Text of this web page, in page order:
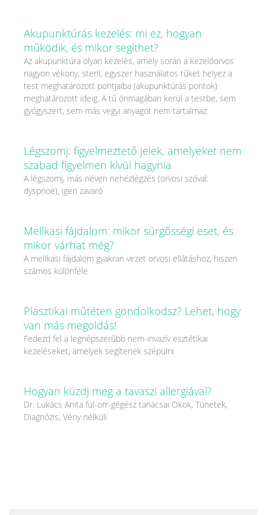
Akupunktúrás kezelés: mi ez, hogyan
működik, és mikor segíthet?
Az akupunktúra olyan kezelés, amely során a kezelőorvos
nagyon vékony, steril, egyszer használatos tűket helyez a
test meghatározott pontjaiba (akupunktúrás pontok)
meghatározott ideig. A tű önmagában kerül a testbe, sem
gyógyszert, sem más vegyi anyagot nem tartalmaz.
Légszomj: figyelmeztető jelek, amelyeket nem
szabad figyelmen kívül hagynia
A légszomj, más néven nehézlégzés (orvosi szóval:
dyspnoe), igen zavaró
Mellkasi fájdalom: mikor sürgősségi eset, és
mikor várhat még?
A mellkasi fájdalom gyakran vezet orvosi ellátáshoz, hiszen
számos különféle
Plasztikai műtéten gondolkodsz? Lehet, hogy
van más megoldás!
Fedezd fel a legnépszerűbb nem-invazív esztétikai
kezeléseket, amelyek segítenek szépülni
Hogyan küzdj meg a tavaszi allergiával?
Dr. Lukács Anita fül-orr-gégész tanácsai Okok, Tünetek,
Diagnózis, Vény nélküli